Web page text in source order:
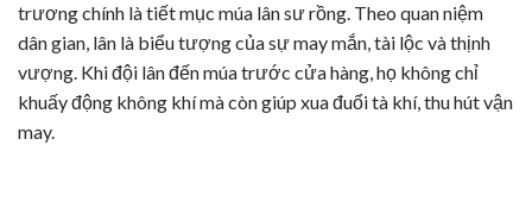
trương chính là tiết mục múa lân sư rồng. Theo quan niệm
dân gian, lân là biểu tượng của sự may mắn, tài lộc và thịnh
vượng. Khi đội lân đến múa trước cửa hàng, họ không chỉ
khuấy động không khí mà còn giúp xua đuổi tà khí, thu hút vận
may.